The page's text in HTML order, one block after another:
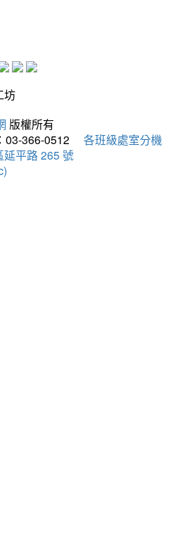
坊
版權所有
03-366-0512
各班級處室分機
平路 265 號